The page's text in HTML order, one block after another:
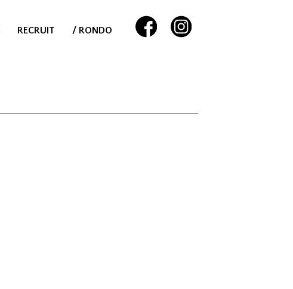
RECRUIT / RONDO